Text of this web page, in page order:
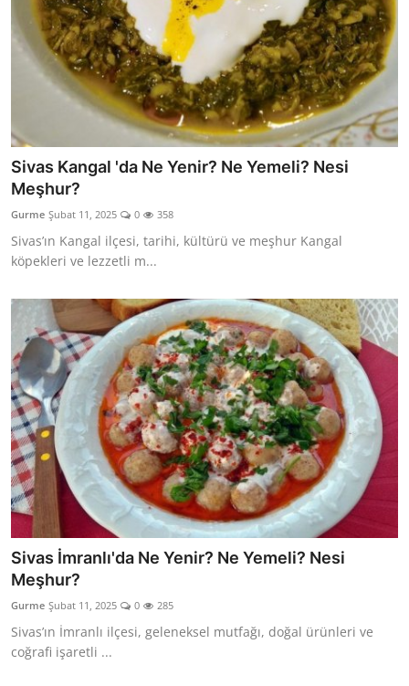
Sivas Kangal 'da Ne Yenir? Ne Yemeli? Nesi
Meşhur?
Gurme Şubat 11, 2025 0 358
Sivas’ın Kangal ilçesi, tarihi, kültürü ve meşhur Kangal
köpekleri ve lezzetli m...
Sivas İmranlı'da Ne Yenir? Ne Yemeli? Nesi
Meşhur?
Gurme Şubat 11, 2025 0 285
Sivas’ın İmranlı ilçesi, geleneksel mutfağı, doğal ürünleri ve
coğrafi işaretli ...